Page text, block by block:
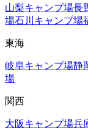
山梨キャンプ場長
場石川 キャンプ場
東海
岐阜キャンプ場静
場
関西
大阪キャンプ場兵